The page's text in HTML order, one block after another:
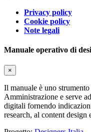
Privacy policy
Cookie policy
Note legali
Manuale operativo di
×
Il manuale è uno
Amministrazione e serve
digitali fornendo
research, al content design